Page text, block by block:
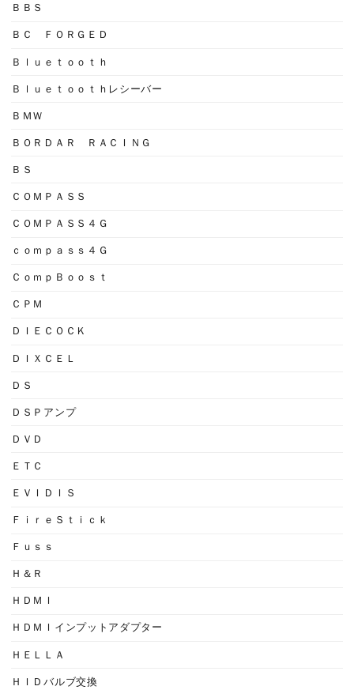
ＢＢＳ
ＢＣ ＦＯＲＧＥＤ
Ｂｌｕｅｔｏｏｔｈ
Ｂｌｕｅｔｏｏｔｈレシーバー
ＢＭＷ
ＢＯＲＤＡＲ ＲＡＣＩＮＧ
ＢＳ
ＣＯＭＰＡＳＳ
ＣＯＭＰＡＳＳ４Ｇ
ｃｏｍｐａｓｓ４Ｇ
ＣｏｍｐＢｏｏｓｔ
ＣＰＭ
ＤＩＥＣＯＣＫ
ＤＩＸＣＥＬ
ＤＳ
ＤＳＰアンプ
ＤＶＤ
ＥＴＣ
ＥＶＩＤＩＳ
ＦｉｒｅＳｔｉｃｋ
Ｆｕｓｓ
Ｈ＆Ｒ
ＨＤＭＩ
ＨＤＭＩインプットアダプター
ＨＥＬＬＡ
ＨＩＤバルブ交換